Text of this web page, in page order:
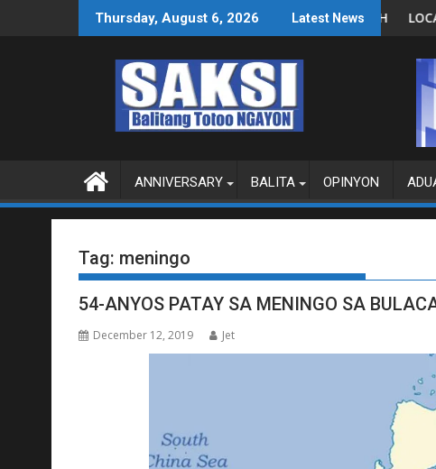
Thursday, August 6, 2026 Latest News
Smart Dental Tech
KAYSA LEGAL SA IMPEACHMENT TRIALLOCALIZED PEACE TALKS MAS
ANNIVERSARY BALITA OPINYON
Tag: meningo
54-ANYOS PATAY SA MENINGO SA
December 12, 2019 Jet